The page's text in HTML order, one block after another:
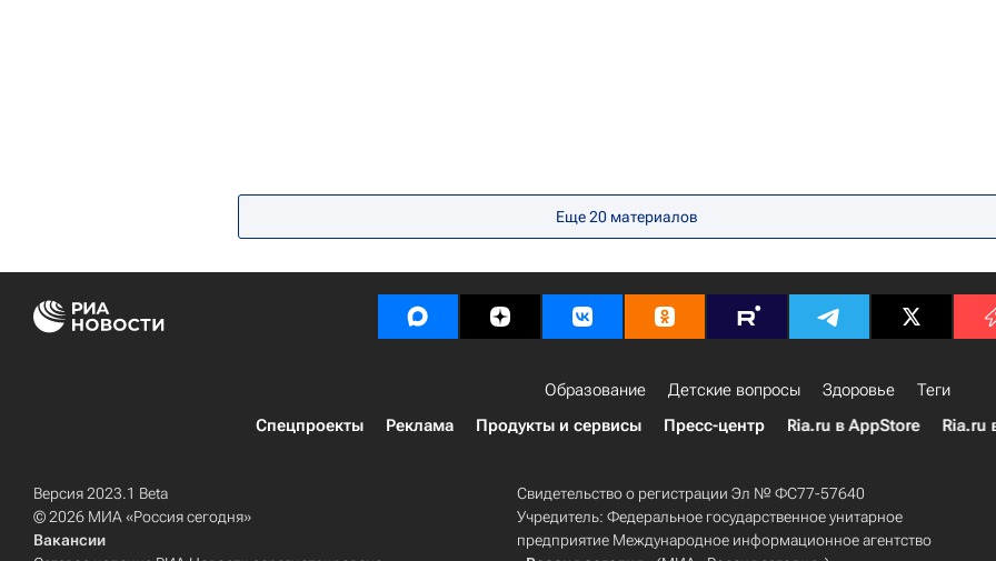
Еще20 материалов
Образование Детские вопросы Здоровье
Теги
Спецпроекты
Реклама Продукты и сервисы Пресс-центр Ria.ru в AppStore Ria.ru
Версия 2023.1 Beta
© 2026 МИА «Россия сегодня»
Вакансии
Свидетельство о регистрации Эл № ФС77-57640
Учредитель: Федеральное государственное унитарное
предприятие Международное информационное агентство